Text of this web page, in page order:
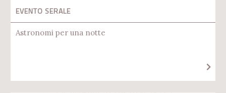
EVENTO SERALE
Astronomi per una notte